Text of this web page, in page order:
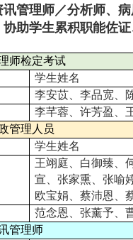
讯管理师／分析师、
助学生累积职能佐证
师检定考试
学生姓名
李安苡、李品宽、
李芊蓉、许芳盈、
管理人员
学生姓名
王翊庭、白御臻、
宣、张家熏、张喻
欧宝娟、蔡沛恩、
范念恩、张薰予、
管理师